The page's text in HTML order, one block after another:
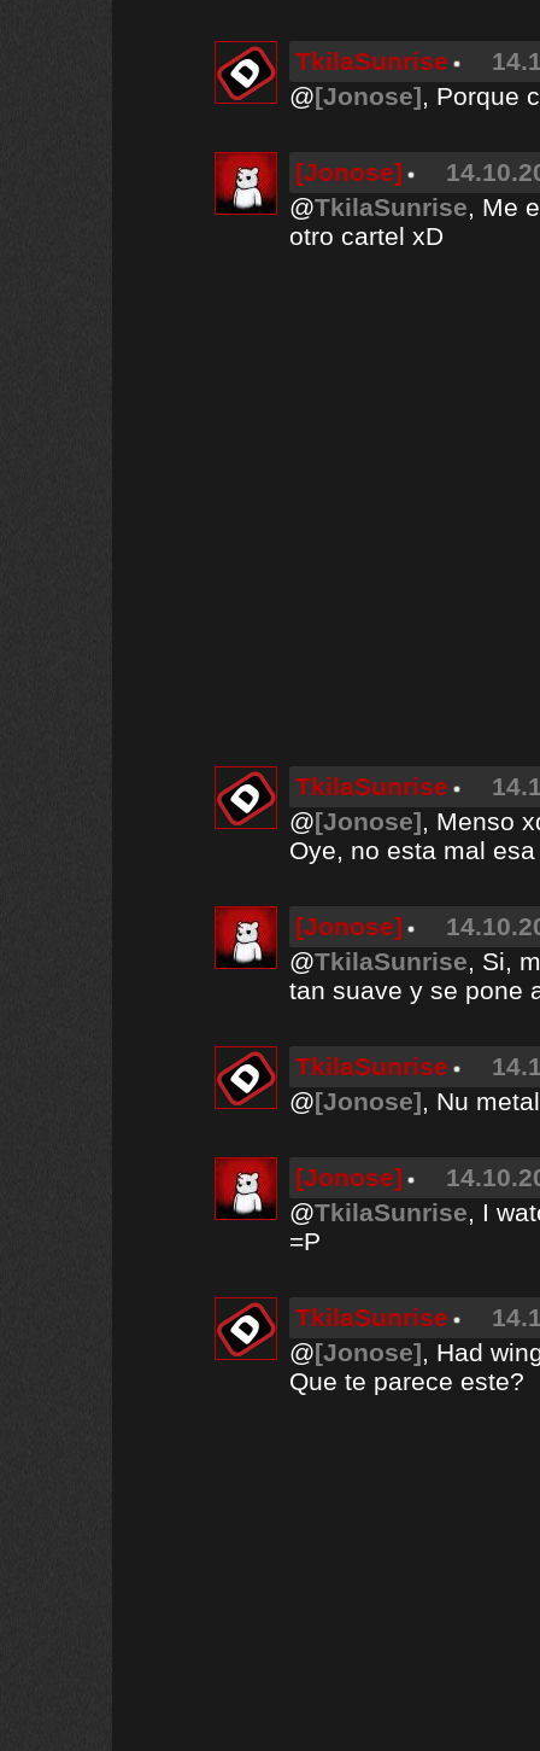
TkilaSunrise
@[Jonose], Porque
[Jonose]
@TkilaSunrise, Me
otro cartel xD
TkilaSunrise
@[Jonose], Menso
Oye, no esta mal
[Jonose]
@TkilaSunrise, Si,
tan suave y se pone
TkilaSunrise
@[Jonose], Nu
[Jonose]
@TkilaSunrise, I
=P
TkilaSunrise
@[Jonose], Had
Que te parece este?